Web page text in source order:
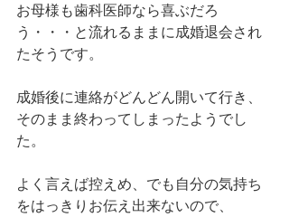
お母様も歯科医師なら喜ぶだろ
う・・・と流れるままに成婚退会され
たそうです。
成婚後に連絡がどんどん開いて行き、
そのまま終わってしまったようでし
た。
よく言えば控えめ、でも自分の気持ち
をはっきりお伝え出来ないので、